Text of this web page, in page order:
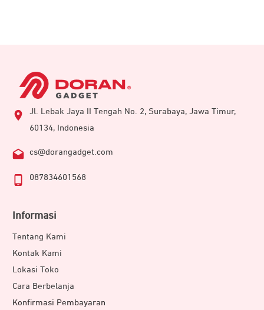
Jl. Lebak Jaya II Tengah No. 2, Surabaya, Jawa Timur,
60134, Indonesia
cs@dorangadget.com
087834601568
Informasi
Tentang Kami
Kontak Kami
Lokasi Toko
Cara Berbelanja
Konfirmasi Pembayaran